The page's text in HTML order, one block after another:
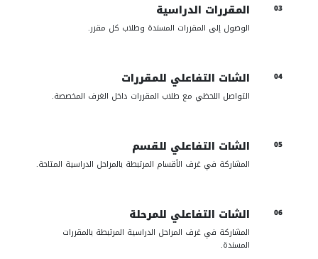
03 المقررات الدراسية
الوصول إلى المقررات المسندة وطلاب كل مقرر.
04 الشات التفاعلي للمقررات
التواصل اللحظي مع طلاب المقررات داخل الغرف المخصصة.
05 الشات التفاعلي للقسم
المشاركة في غرف الأقسام المرتبطة بالمراحل الدراسية المتاحة.
06 الشات التفاعلي للمرحلة
المشاركة في غرف المراحل الدراسية المرتبطة بالمقررات
المسندة.